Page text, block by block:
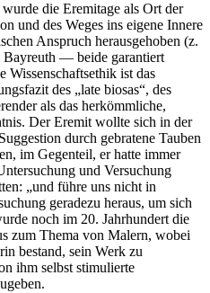
die Eremitage als Ort der
und des Weges ins eigene Innere
Anspruch herausgehoben (z.
Bayreuth — beide garantiert
Wissenschaftsethik ist das
des „late biosas“, des
als das herkömmliche,
Der Eremit wollte sich in der
durch gebratene Tauben
im Gegenteil, er hatte immer
und Versuchung
„und führe uns nicht in
geradezu heraus, um sich
noch im 20. Jahrhundert die
zum Thema von Malern, wobei
bestand, sein Werk zu
ihm selbst stimulierte